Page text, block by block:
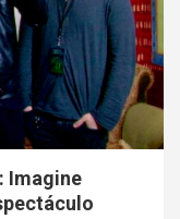
Imagine